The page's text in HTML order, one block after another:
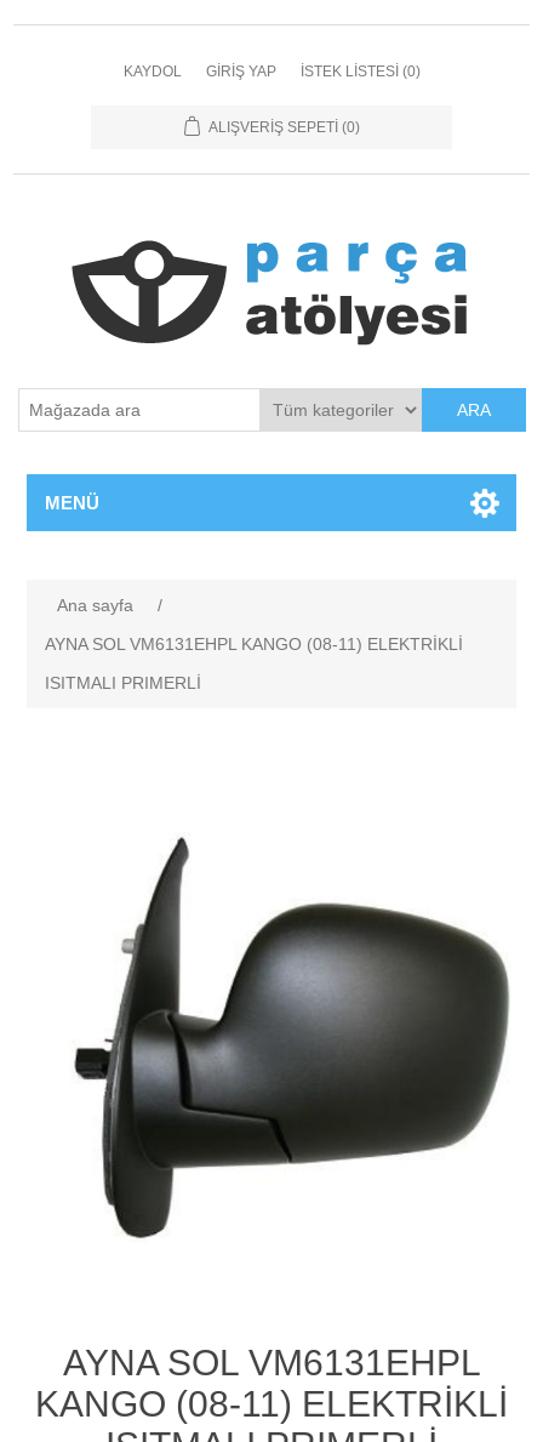
KAYDOL GIRIŞ YAP İSTEK LISTESI (0)
ALIŞVERIŞ SEPETI (0)
ARA
MENÜ
Ana sayfa
/
AYNA SOL VM6131EHPL KANGO (08-11) ELEKTRİKLİ
ISITMALI PRIMERLİ
AYNA SOL VM6131EHPL
KANGO (08-11) ELEKTRİKLİ